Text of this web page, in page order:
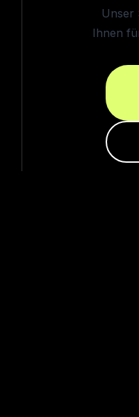
Unser
Ihnen